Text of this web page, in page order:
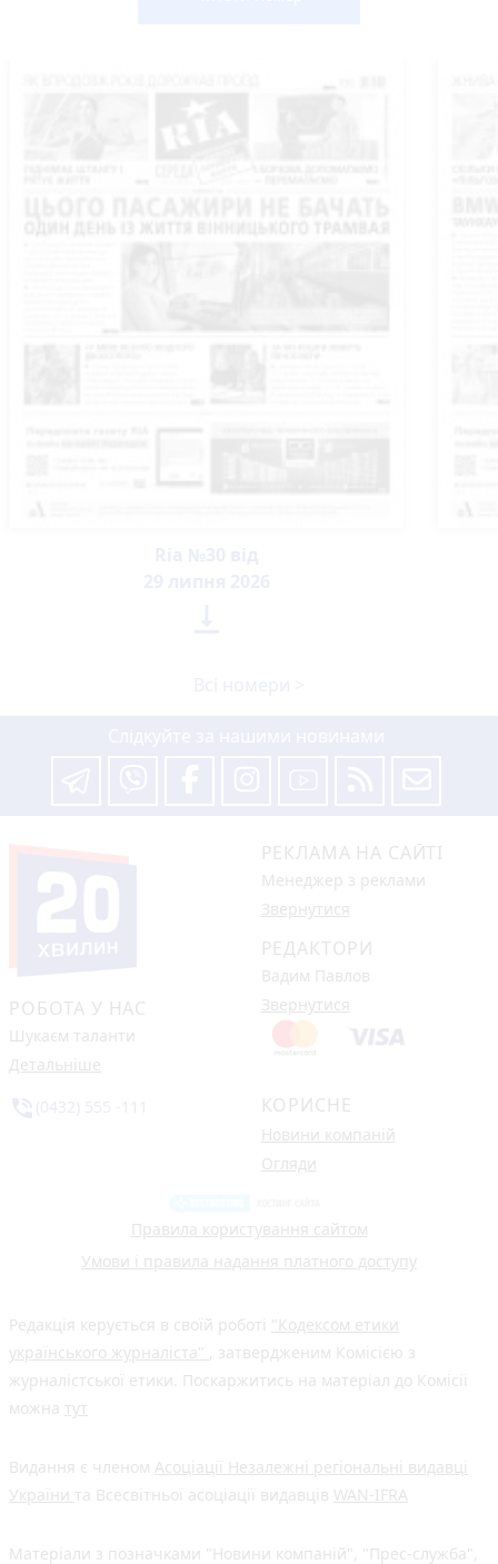
РОБОТА У НАС
Шукаєм таланти
Детальніше
РЕКЛАМА НА САЙТІ
Менеджер з реклами
Звернутися
РЕДАКТОРИ
Вадим Павлов
Звернутися
КОРИСНЕ
Новини компаній
Огляди
Правила користування сайтом
Умови і правила надання платного доступу
Редакція керується в своїй роботі "Кодексом етики
українського журналіста"
, затвердженим Комісією з
журналістської етики. Поскаржитись на матеріал до Комісії
можна тут
Видання є членом Асоціації Незалежні регіональні видавці
України та Всесвітньої асоціації видавців WAN-IFRA
Матеріали з позначками "Новини компаній", "Прес-служба",